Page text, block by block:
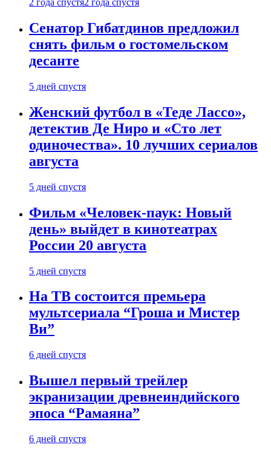
2 года спустя2 года спустя
Сенатор Гибатдинов предложил
снять фильм о гостомельском
десанте
5 дней спустя
Женский футбол в «Теде Лассо»,
детектив Де Ниро и «Сто лет
одиночества». 10 лучших сериалов
августа
5 дней спустя
Фильм «Человек-паук: Новый
день» выйдет в кинотеатрах
России 20 августа
5 дней спустя
На ТВ состоится премьера
мультсериала “Гроша и Мистер
Ви”
6 дней спустя
Вышел первый трейлер
экранизации древнеиндийского
эпоса “Рамаяна”
6 дней спустя